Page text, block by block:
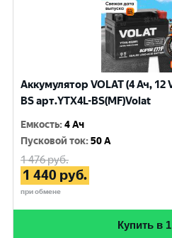
Аккумулятор VOLAT (4 Ач, 12
BS арт.YTX4L-BS(MF)Volat
Емкость:4 Ач
Пусковой ток:50 A
1 476руб.
1 440 руб.
при обмене
Купить в